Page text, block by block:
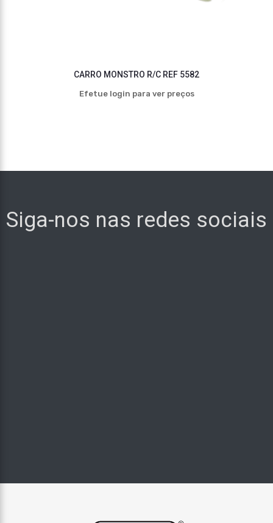
CARRO MONSTRO R/C REF 5582
Efetue login para ver preços
Siga-nos nas redes sociais